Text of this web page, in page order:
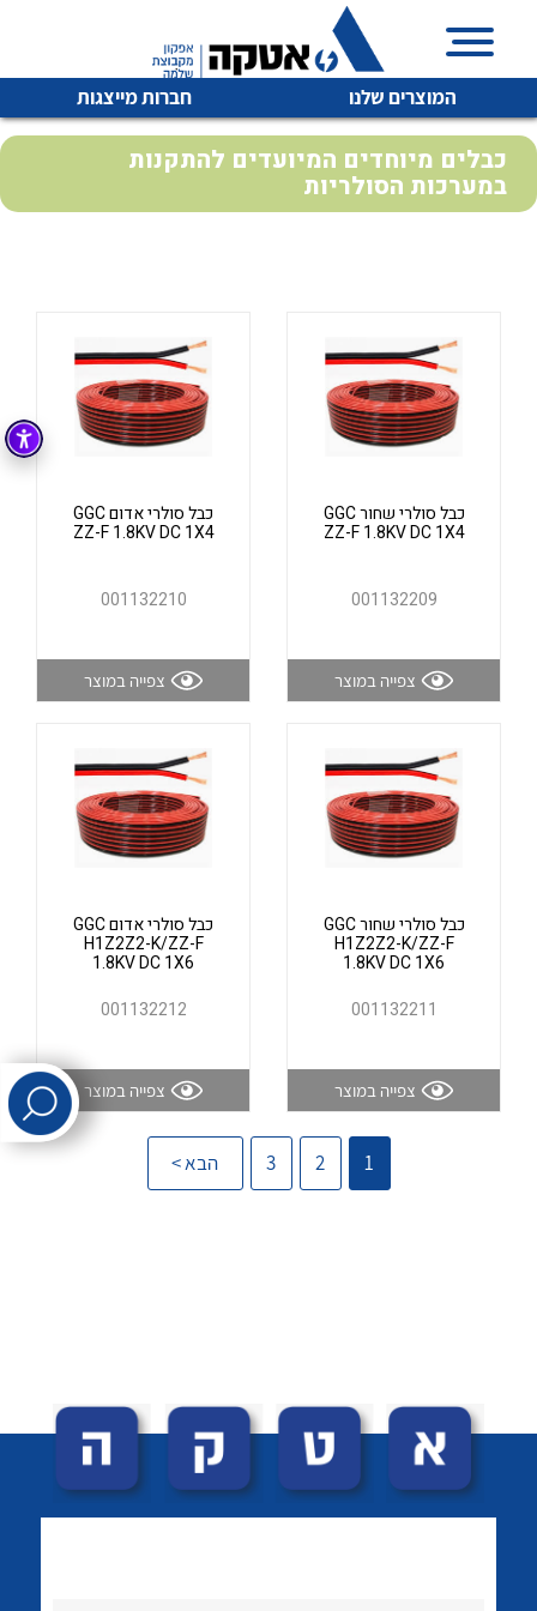
המוצרים שלנו חברות מייצגות
מיתוג, בקרה , ואינסטלציה חשמלית ופעילה ב7 תחומים:
חשמל מיתוג ואינסטלציה חשמלית
בקרה רובוטיקה ואוטומציה תעשייתית
זיווד קופסאות וארונות לחשמל, בקרה ואלקטרוניקה
פתרונות וציוד לסביבה נפיצה EX
מטענים לרכב חשמלי
פתרונות לתחום הסולארי
לכל מוצרי היצרן לכל מוצרי היצרן
לכל מוצרי היצרן לכל מוצרי היצרן
כבלים מיוחדים המיועדים להתקנות
במערכות הסולריות
כבל סולרי שחור GGC
ZZ-F 1.8KV DC 1X4
001132209
צפייה במוצר
כבל סולרי אדום GGC
ZZ-F 1.8KV DC 1X4
001132210
צפייה במוצר
כבל סולרי שחור GGC
H1Z2Z2-K/ZZ-F
1.8KV DC 1X6
001132211
צפייה במוצר
כבל סולרי אדום GGC
H1Z2Z2-K/ZZ-F
1.8KV DC 1X6
001132212
צפייה במוצר
1
2
3 הבא >